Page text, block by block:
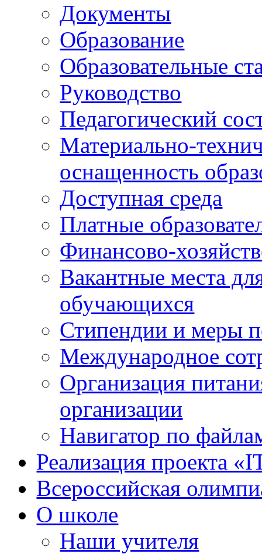
Документы
Образование
Образовательные
Руководство
Педагогический
Материально-
оснащенность
Доступная среда
Платные
Финансово-
Вакантные места
обучающихся
Стипендии и меры
Международное
Организация
организации
Навигатор по
Реализация проекта
Всероссийская
О школе
Наши учителя